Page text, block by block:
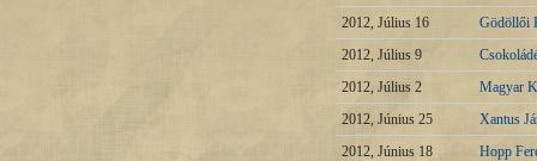
2012, Július 16
Gödöllői
2012, Július 9
2012, Július 2
Magyar
2012, Június 25
Xantus
2012, Június 18
Hopp